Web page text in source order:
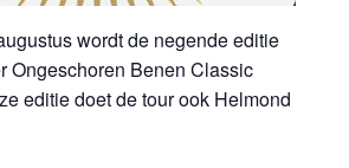
wordt de negende editie
Ongeschoren Benen Classic
editie doet de tour ook Helmond